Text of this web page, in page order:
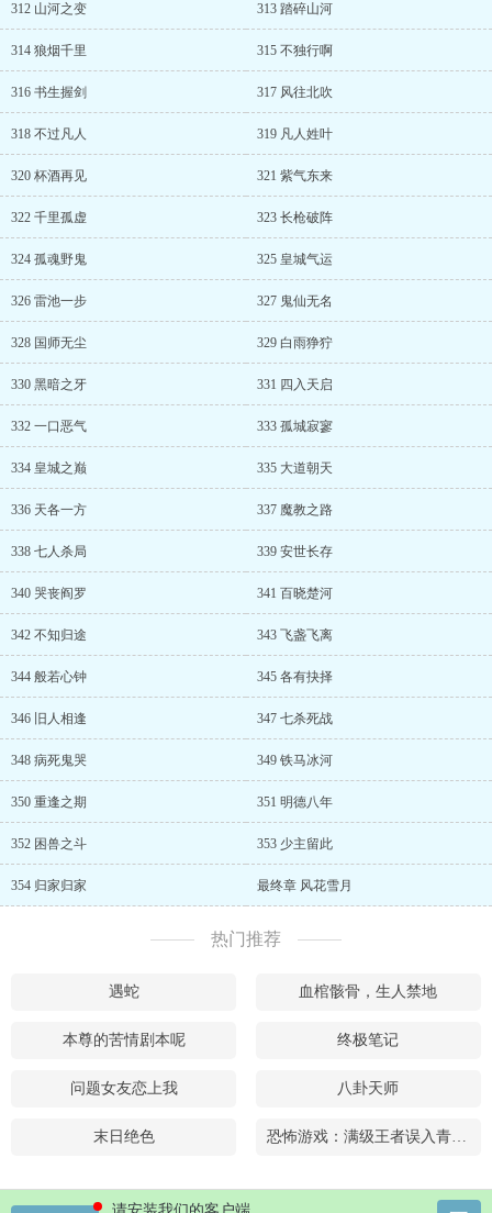
312 山河之变 313 踏碎山河
314 狼烟千里 315 不独行啊
316 书生握剑 317 风往北吹
318 不过凡人 319 凡人姓叶
320 杯酒再见 321 紫气东来
322 千里孤虚 323 长枪破阵
324 孤魂野鬼 325 皇城气运
326 雷池一步 327 鬼仙无名
328 国师无尘 329 白雨狰狞
330 黑暗之牙 331 四入天启
332 一口恶气 333 孤城寂寥
334 皇城之巅 335 大道朝天
336 天各一方 337 魔教之路
338 七人杀局 339 安世长存
340 哭丧阎罗 341 百晓楚河
342 不知归途 343 飞盏飞离
344 般若心钟 345 各有抉择
346 旧人相逢 347 七杀死战
348 病死鬼哭 349 铁马冰河
350 重逢之期 351 明德八年
352 困兽之斗 353 少主留此
354 归家归家 最终章 风花雪月
热门推荐
遇蛇 血棺骸骨，生人禁地
本尊的苦情剧本呢 终极笔记
问题女友恋上我 八卦天师
末日绝色 恐怖游戏：满级王者误入青铜局